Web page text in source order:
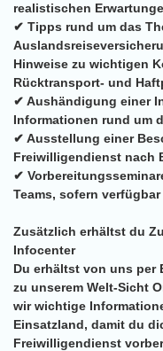
realistischen
✔ Tipps rund um das
Hinweise zu wichtigen
Rücktransport- und
✔ Aushändigung einer
Informationen rund um
✔ Ausstellung einer
Freiwilligendienst nach
✔
Teams, sofern
Zusätzlich erhältst du
Infocenter
Du erhältst von uns per
zu unserem Welt-Sicht
wir wichtige
Einsatzland, damit du
Freiwilligendienst